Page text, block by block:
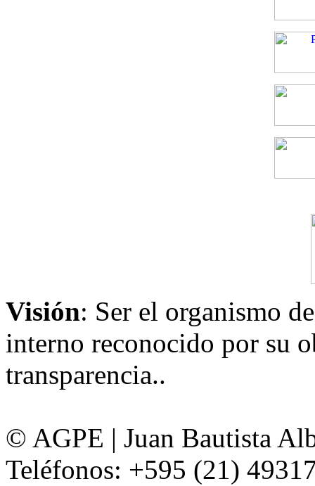
Visión: Ser el organismo
interno reconocido por su
transparencia..
© AGPE | Juan Bautista
Teléfonos: +595 (21)